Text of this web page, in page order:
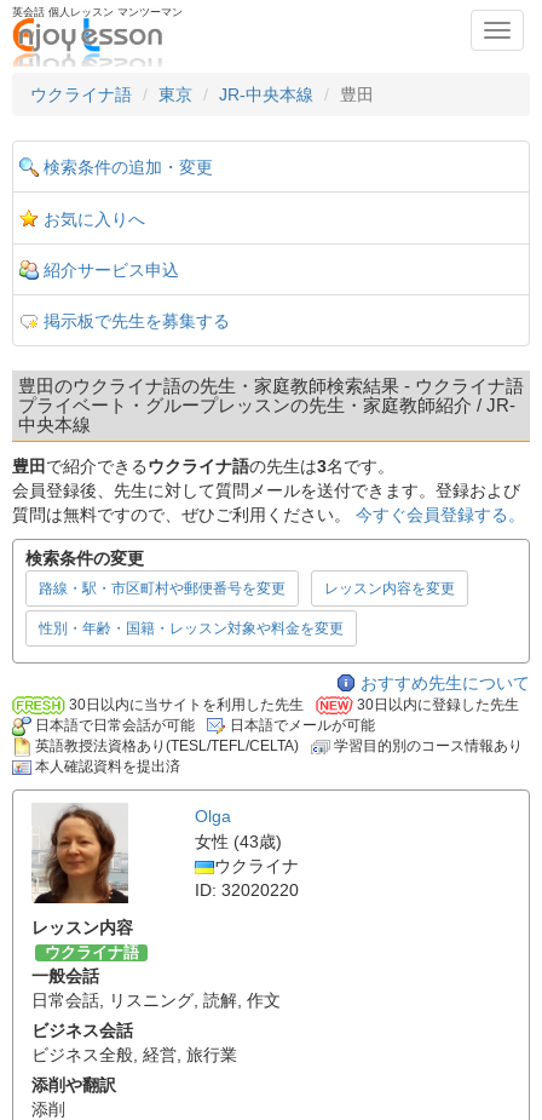
英会話 個人レッスン マンツーマン
ウクライナ語
東京 JR-中央本線 豊田
検索条件の追加・変更
お気に入りへ
紹介サービス申込
掲示板で先生を募集する
豊田のウクライナ語の先生・家庭教師検索結果 - ウクライナ語
プライベート・グループレッスンの先生・家庭教師紹介 / JR-
中央本線
豊田 で紹介できるウクライナ語の先生は3名です。
会員登録後、先生に対して質問メールを送付できます。登録および
質問は無料ですので、ぜひご利用ください。 今すぐ会員登録する。
検索条件の変更
路線・駅・市区町村や郵便番号を変更 レッスン内容を変更
性別・年齢・国籍・レッスン対象や料金を変更
おすすめ先生について
30日以内に当サイトを利用した先生
30日以内に登録した先生
日本語で日常会話が可能
日本語でメールが可能
英語教授法資格あり(TESL/TEFL/CELTA)
学習目的別のコース情報あり
本人確認資料を提出済
Olga
女性 (43歳)
ウクライナ
ID: 32020220
レッスン内容
ウクライナ語
一般会話
日常会話
リスニング 読解 作文
ビジネス会話
ビジネス全般 経営 旅行業
添削や翻訳
添削